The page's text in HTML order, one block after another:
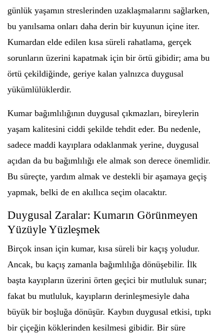
günlük yaşamın streslerinden uzaklaşmalarını sağlarken,
bu yanılsama onları daha derin bir kuyunun içine iter.
Kumardan elde edilen kısa süreli rahatlama, gerçek
sorunların üzerini kapatmak için bir örtü gibidir; ama bu
örtü çekildiğinde, geriye kalan yalnızca duygusal
yükümlülüklerdir.
Kumar bağımlılığının duygusal çıkmazları, bireylerin
yaşam kalitesini ciddi şekilde tehdit eder. Bu nedenle,
sadece maddi kayıplara odaklanmak yerine, duygusal
açıdan da bu bağımlılığı ele almak son derece önemlidir.
Bu süreçte, yardım almak ve destekli bir aşamaya geçiş
yapmak, belki de en akıllıca seçim olacaktır.
Duygusal Zaralar: Kumarın Görünmeyen
Yüzüyle Yüzleşmek
Birçok insan için kumar, kısa süreli bir kaçış yoludur.
Ancak, bu kaçış zamanla bağımlılığa dönüşebilir. İlk
başta kayıpların üzerini örten geçici bir mutluluk sunar;
fakat bu mutluluk, kayıpların derinleşmesiyle daha
büyük bir boşluğa dönüşür. Kaybın duygusal etkisi, tıpkı
bir çiçeğin köklerinden kesilmesi gibidir. Bir süre